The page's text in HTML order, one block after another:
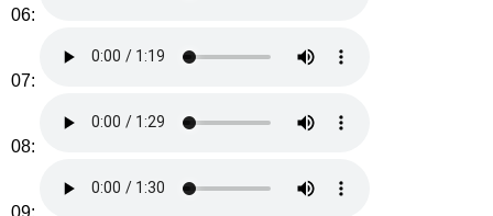
06:
07:
08:
09: